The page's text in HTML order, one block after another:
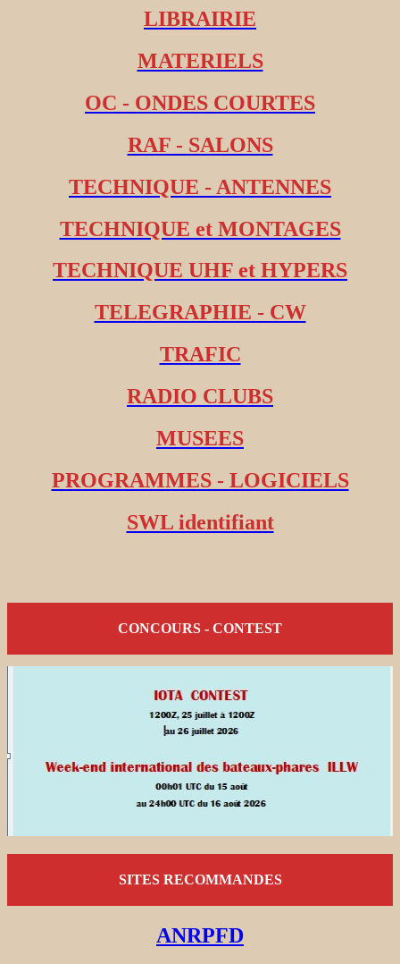
LIBRAIRIE
MATERIELS
OC - ONDES COURTES
RAF - SALONS
TECHNIQUE - ANTENNES
TECHNIQUE et MONTAGES
TECHNIQUE UHF et HYPERS
TELEGRAPHIE - CW
TRAFIC
RADIO CLUBS
MUSEES
PROGRAMMES - LOGICIELS
SWL identifiant
CONCOURS - CONTEST
SITES RECOMMANDES
ANRPFD